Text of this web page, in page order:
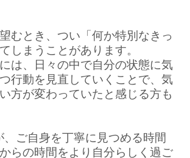
むとき、つい「何か特別なきっ
しまうことがあります。
は、日々の中で自分の状態に気
行動を見直していくことで、気
方が変わっていたと感じる方も
、ご自身を丁寧に見つめる時間
らの時間をより自分らしく過ご